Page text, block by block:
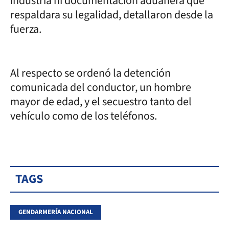
respaldara su legalidad, detallaron desde la
fuerza.
Al respecto se ordenó la detención
comunicada del conductor, un hombre
mayor de edad, y el secuestro tanto del
vehículo como de los teléfonos.
TAGS
GENDARMERÍA NACIONAL